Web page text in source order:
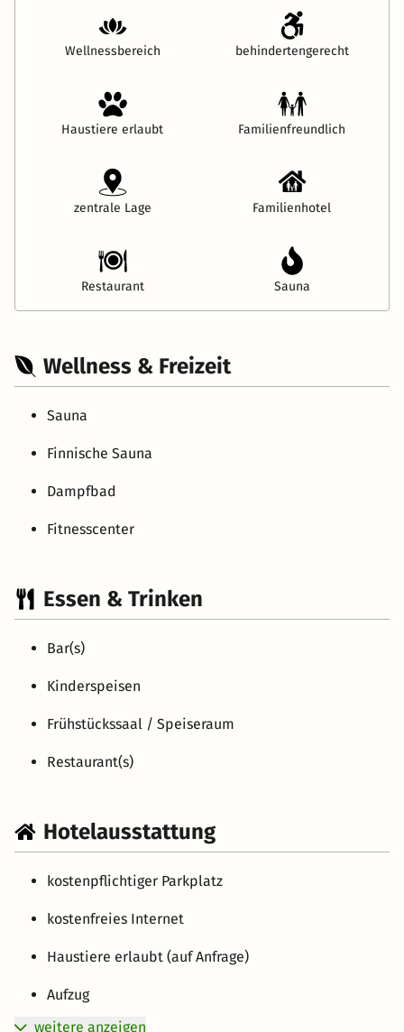
Wellnessbereich behindertengerecht
Haustiere erlaubt Familienfreundlich
zentrale Lage Familienhotel
Restaurant Sauna
Wellness & Freizeit
Sauna
Finnische Sauna
Dampfbad
Fitnesscenter
Essen & Trinken
Bar(s)
Kinderspeisen
Frühstückssaal / Speiseraum
Restaurant(s)
Hotelausstattung
kostenpflichtiger Parkplatz
kostenfreies Internet
Haustiere erlaubt (auf Anfrage)
Aufzug
weitere anzeigen